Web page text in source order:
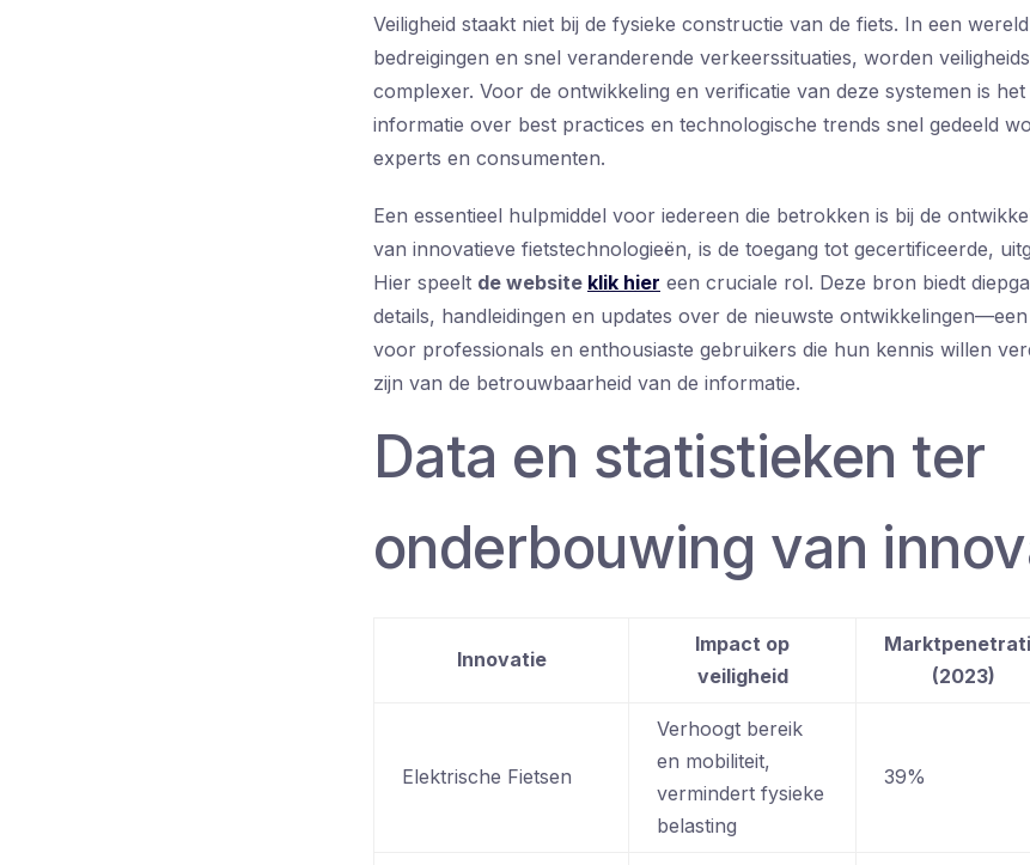
Veiligheid staakt niet bij de fysieke constructie van de fiets. In een
bedreigingen en snel veranderende verkeerssituaties, worden
complexer. Voor de ontwikkeling en verificatie van deze systemen is het
informatie over best practices en technologische trends snel gedeeld
experts en consumenten.
Een essentieel hulpmiddel voor iedereen die betrokken is bij de
van innovatieve fietstechnologieën, is de toegang tot gecertificeerde,
Hier speelt de website klik hier een cruciale rol. Deze bron biedt
details, handleidingen en updates over de nieuwste
voor professionals en enthousiaste gebruikers die hun kennis willen
zijn van de betrouwbaarheid van de informatie.
Data en statistieken ter
onderbouwing van
Innovatie
Impact op
veiligheid
(2023)
Elektrische Fietsen
Verhoogt bereik
en mobiliteit,
vermindert fysieke
belasting
39%